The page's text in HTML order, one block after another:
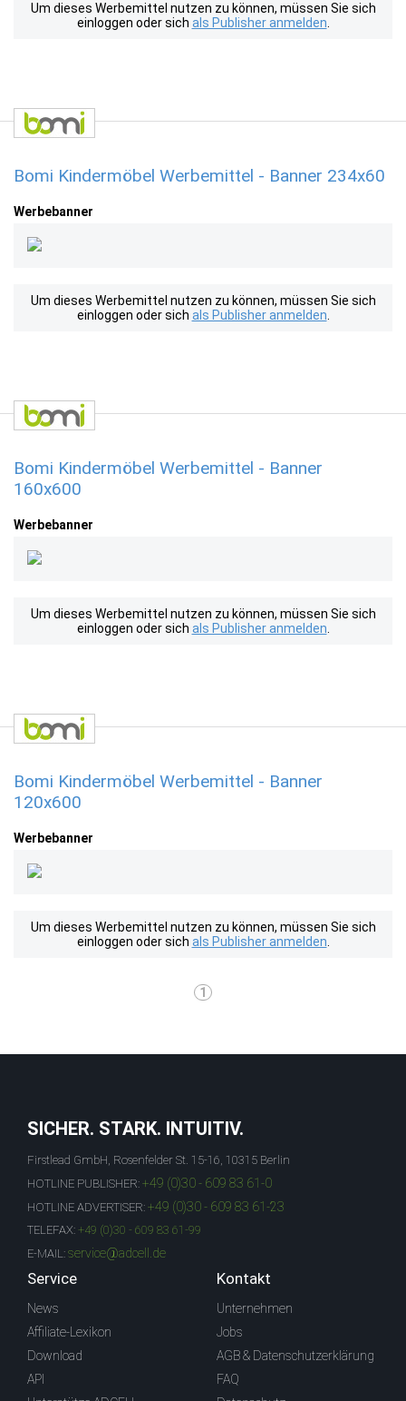
Um dieses Werbemittel nutzen zu können, müssen Sie sich
einloggen oder sich als Publisher anmelden
Bomi Kindermöbel Werbemittel - Banner 234x60
Werbebanner
Um dieses Werbemittel nutzen zu können, müssen Sie sich
einloggen oder sich als Publisher anmelden
Bomi Kindermöbel Werbemittel - Banner
160x600
Werbebanner
Um dieses Werbemittel nutzen zu können, müssen Sie sich
einloggen oder sich als Publisher anmelden
Bomi Kindermöbel Werbemittel - Banner
120x600
Werbebanner
Um dieses Werbemittel nutzen zu können, müssen Sie sich
einloggen oder sich als Publisher anmelden
1
SICHER. STARK. INTUITIV.
Firstlead GmbH, Rosenfelder St. 15-16, 10315 Berlin
HOTLINE PUBLISHER: +49 (0)30 - 609 83 61-0
HOTLINE ADVERTISER: +49 (0)30 - 609 83 61-23
TELEFAX: +49 (0)30 - 609 83 61-99
E-MAIL: service@adcell.de
Service
News
Affiliate-Lexikon
Download
API
Kontakt
Unternehmen
Jobs
AGB & Datenschutzerklärung
FAQ